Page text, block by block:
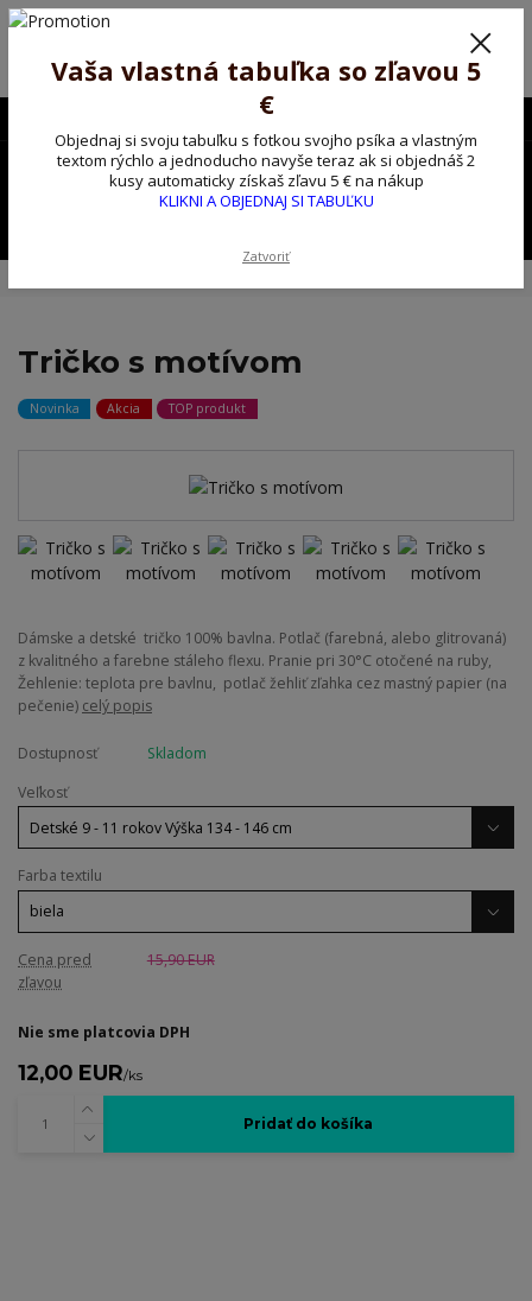
Poprosíme ctených zákazníkov o trpezlivosť, v tomto období máme
Preto sme Vám pripravili malý darček ako ospravedlnenie.
!!! ZĽAVA 5€ na PRVÚ objednávku nad 30€ s kódom pozorpes5 !!!
0,00 EUR
Tričko s motívom
Novinka Akcia TOP produkt
Dámske a detské tričko 100% bavlna. Potlač (farebná, alebo glitrovaná)
z kvalitného a farebne stáleho flexu. Pranie pri 30°C otočené na ruby,
Žehlenie: teplota pre bavlnu, potlač žehliť zľahka cez mastný papier (na
pečenie) celý popis
Dostupnosť
Skladom
Veľkosť
Farba textilu
Cena pred
zľavou
15,90 EUR
Nie sme platcovia DPH
12,00 EUR/ks
Pridať do košíka
Vaša vlastná tabuľka so zľavou 5
€
Objednaj si svoju tabuľku s fotkou svojho psíka a vlastným
textom rýchlo a jednoducho navyše teraz ak si objednáš 2
kusy automaticky získaš zľavu 5 € na nákup
KLIKNI A OBJEDNAJ SI TABUĽKU
Zatvoriť